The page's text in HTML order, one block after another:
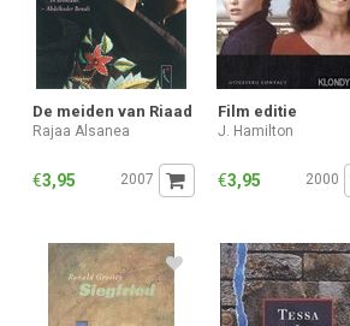
De meiden van Riaad
Rajaa Alsanea
€3,95 2007
Film editie
J. Hamilton
€3,95 2000